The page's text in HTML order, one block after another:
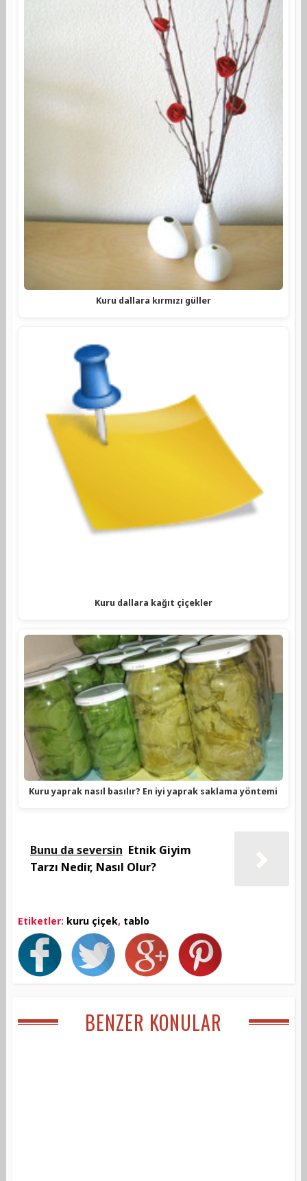
Kuru dallara kırmızı güller
Kuru dallara kağıt çiçekler
Kuru yaprak nasıl basılır? En iyi yaprak saklama yöntemi
Bunu da seversin Etnik Giyim
Tarzı Nedir, Nasıl Olur?
Etiketler: kuru çiçek, tablo
BENZER KONULAR